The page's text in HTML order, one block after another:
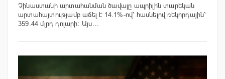
Չինաստանի արտահանման ծավալը ապրիլին տարեկան
արտահայտությամբ աճել է 14.1%-ով՝ հասնելով ռեկորդային՝
359.44 մլրդ դոլարի: Այս…